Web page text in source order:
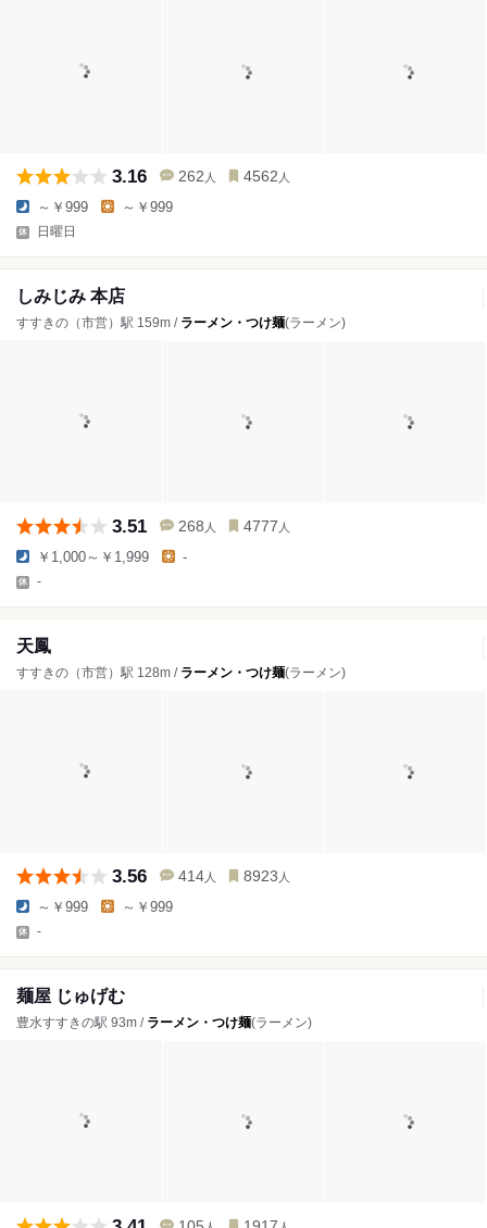
3.16 262 人 4562 人
～￥999 ～￥999
日曜日
しみじみ 本店
すすきの（市営）駅 159m / ラーメン・つけ麺(ラーメン)
3.51 268 人 4777 人
￥1,000～￥1,999 -
-
天鳳
すすきの（市営）駅 128m / ラーメン・つけ麺(ラーメン)
3.56 414 人 8923 人
～￥999 ～￥999
-
麺屋 じゅげむ
豊水すすきの駅 93m / ラーメン・つけ麺(ラーメン)